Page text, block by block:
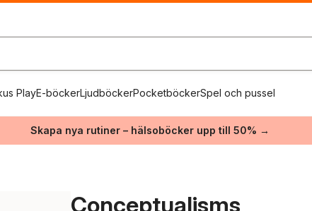
PlayE-böckerLjudböckerPocketböckerSpel och pussel
Skapa nya rutiner – hälsoböcker upp till 50% →
Conceptualisms